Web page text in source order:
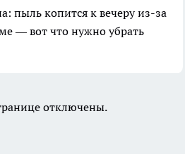
пыль копится к вечеру из-за
— вот что нужно убрать
отключены.